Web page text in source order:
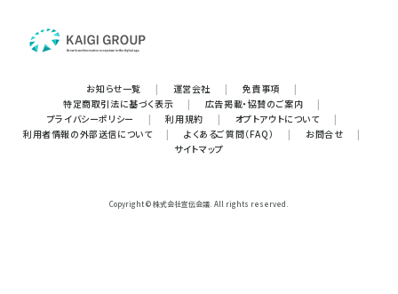
お知らせ一覧 | 運営会社 | 免責事項
|
特定商取引法に基づく表示
| 広告掲載・協賛のご案内
|
プライバシーポリシー
| 利用規約 | オプトアウトについて
|
利用者情報の外部送信について
| よくあるご質問（FAQ） | お問合せ
|
サイトマップ
Copyright © 株式会社宣伝会議. All rights reserved.